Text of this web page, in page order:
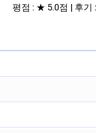
평점 : ★ 5.0점 | 후기